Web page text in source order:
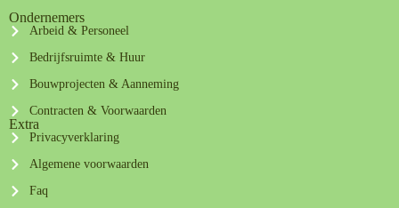
Ondernemers
Arbeid & Personeel
Bedrijfsruimte & Huur
Bouwprojecten & Aanneming
Contracten & Voorwaarden
Extra
Privacyverklaring
Algemene voorwaarden
Faq